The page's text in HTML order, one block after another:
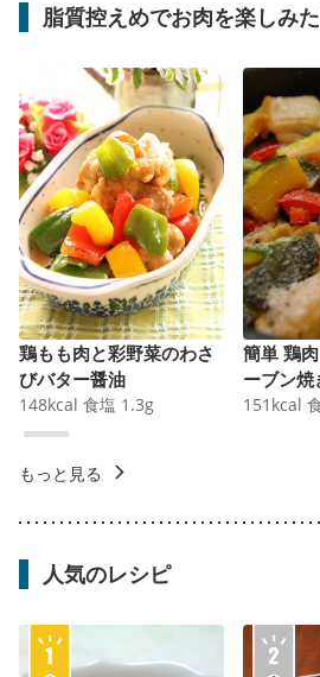
脂質控えめでお肉を楽しみ
鶏もも肉と彩野菜のわさ
びバター醤油
148kcal 食塩 1.3g
簡単 鶏
ーブン焼
151 kcal
もっと見る
人気のレシピ